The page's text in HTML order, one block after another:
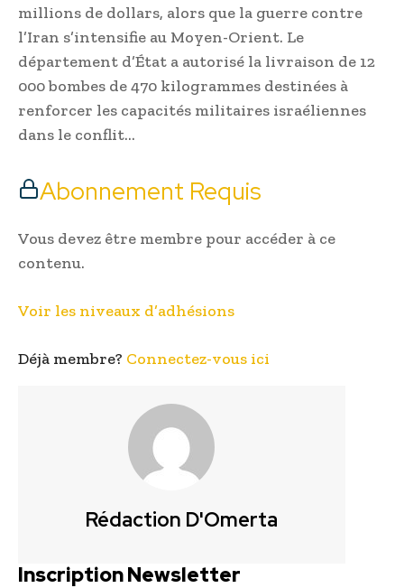
millions de dollars, alors que la guerre contre
l’Iran s’intensifie au Moyen-Orient. Le
département d’État a autorisé la livraison de 12
000 bombes de 470 kilogrammes destinées à
renforcer les capacités militaires israéliennes
dans le conflit…
Abonnement Requis
Vous devez être membre pour accéder à ce
contenu.
Voir les niveaux d’adhésions
Déjà membre? Connectez-vous ici
Rédaction D'Omerta
Inscription Newsletter